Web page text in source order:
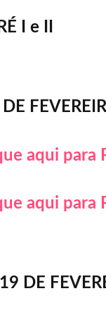
I e II
aqui para
aqui para
DE